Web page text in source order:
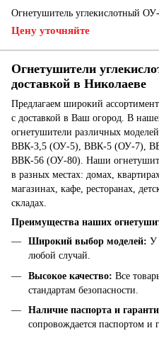
Огнетушитель углекислотный
Цену уточняйте
Огнетушители
доставкой в ​​Николаеве
Предлагаем широкий ассортимент
с доставкой в ​​Ваш огород. В
огнетушители различных
ВВК-3,5 (ОУ-5), ВВК-5 (ОУ-7),
ВВК-56 (ОУ-80). Наши
в разных местах: домах,
магазинах, кафе, ресторанах,
складах.
Преимущества наших
Широкий выбор моделей: У
любой случай.
Высокое качество: Все
стандартам безопасности.
Наличие паспорта и
сопровождается паспортом и